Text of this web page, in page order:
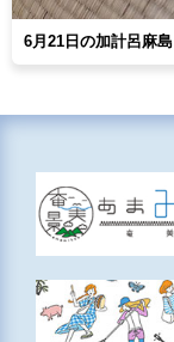
6月21日の加計呂麻島